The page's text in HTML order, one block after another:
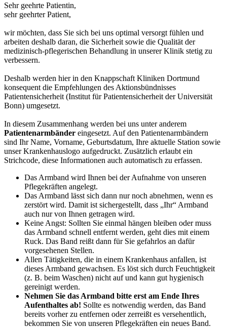
Sehr geehrte Patientin,
sehr geehrter Patient,
wir möchten, dass Sie sich bei uns optimal versorgt fühlen und
arbeiten deshalb daran, die Sicherheit sowie die Qualität der
medizinisch-pflegerischen Behandlung in unserer Klinik stetig zu
verbessern.
Deshalb werden hier in den Knappschaft Kliniken Dortmund
konsequent die Empfehlungen des Aktionsbündnisses
Patientensicherheit (Institut für Patientensicherheit der Universität
Bonn) umgesetzt.
In diesem Zusammenhang werden bei uns unter anderem
Patientenarmbänder eingesetzt. Auf den Patientenarmbändern
sind Ihr Name, Vorname, Geburtsdatum, Ihre aktuelle Station sowie
unser Krankenhauslogo aufgedruckt. Zusätzlich erlaubt ein
Strichcode, diese Informationen auch automatisch zu erfassen.
Das Armband wird Ihnen bei der Aufnahme von unseren
Pflegekräften angelegt.
Das Armband lässt sich dann nur noch abnehmen, wenn es
zerstört wird. Damit ist sichergestellt, dass „Ihr“ Armband
auch nur von Ihnen getragen wird.
Keine Angst: Sollten Sie einmal hängen bleiben oder muss
das Armband schnell entfernt werden, geht dies mit einem
Ruck. Das Band reißt dann für Sie gefahrlos an dafür
vorgesehenen Stellen.
Allen Tätigkeiten, die in einem Krankenhaus anfallen, ist
dieses Armband gewachsen. Es löst sich durch Feuchtigkeit
(z. B. beim Waschen) nicht auf und kann gut hygienisch
gereinigt werden.
Nehmen Sie das Armband bitte erst am Ende Ihres
Aufenthaltes ab! Sollte es notwendig werden, das Band
bereits vorher zu entfernen oder zerreißt es versehentlich,
bekommen Sie von unseren Pflegekräften ein neues Band.